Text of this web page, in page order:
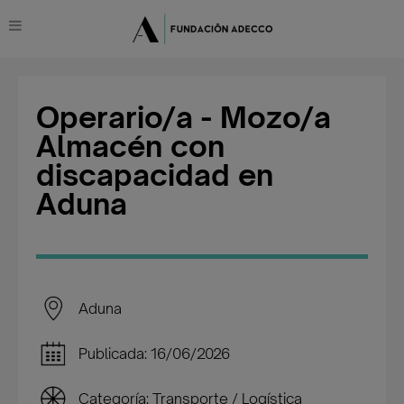
Operario/a - Mozo/a
Almacén con
discapacidad en
Aduna
Aduna
Publicada: 16/06/2026
Categoría: Transporte / Logística